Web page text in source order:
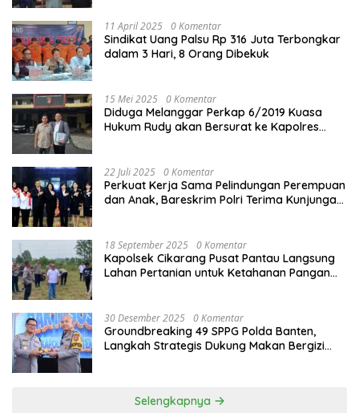
11 April 2025 0 Komentar
Sindikat Uang Palsu Rp 316 Juta Terbongkar
dalam 3 Hari, 8 Orang Dibekuk
15 Mei 2025 0 Komentar
Diduga Melanggar Perkap 6/2019 Kuasa
Hukum Rudy akan Bersurat ke Kapolres
22 Juli 2025 0 Komentar
Perkuat Kerja Sama Pelindungan Perempuan
dan Anak, Bareskrim Polri Terima Kunjungan
18 September 2025 0 Komentar
Kapolsek Cikarang Pusat Pantau Langsung
Lahan Pertanian untuk Ketahanan Pangan
30 Desember 2025 0 Komentar
Groundbreaking 49 SPPG Polda Banten,
Langkah Strategis Dukung Makan Bergizi
Selengkapnya